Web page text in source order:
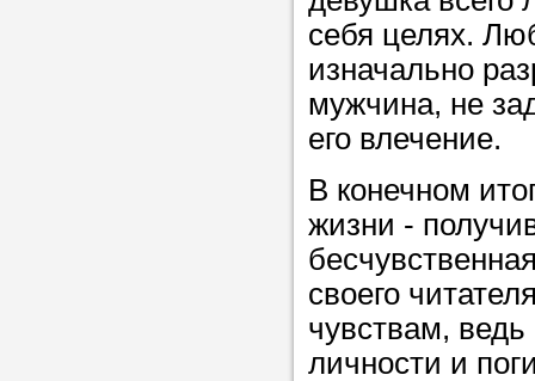
себя целях.
изначально
мужчина, не
его влечение.
В конечном
жизни -
своего
чувствам,
личности и